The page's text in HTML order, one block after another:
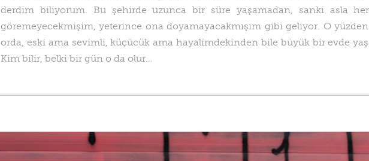
derdim biliyorum. Bu şehirde uzunca bir süre yaşamadan, sanki asla
göremeyecekmişim, yeterince ona doyamayacakmışım gibi geliyor. O
orda, eski ama sevimli, küçücük ama hayalimdekinden bile büyük bir evde
Kim bilir, belki bir gün o da olur…